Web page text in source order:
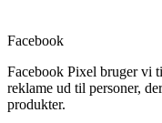
Facebook
Facebook Pixel bruger vi
reklame ud til personer,
produkter.